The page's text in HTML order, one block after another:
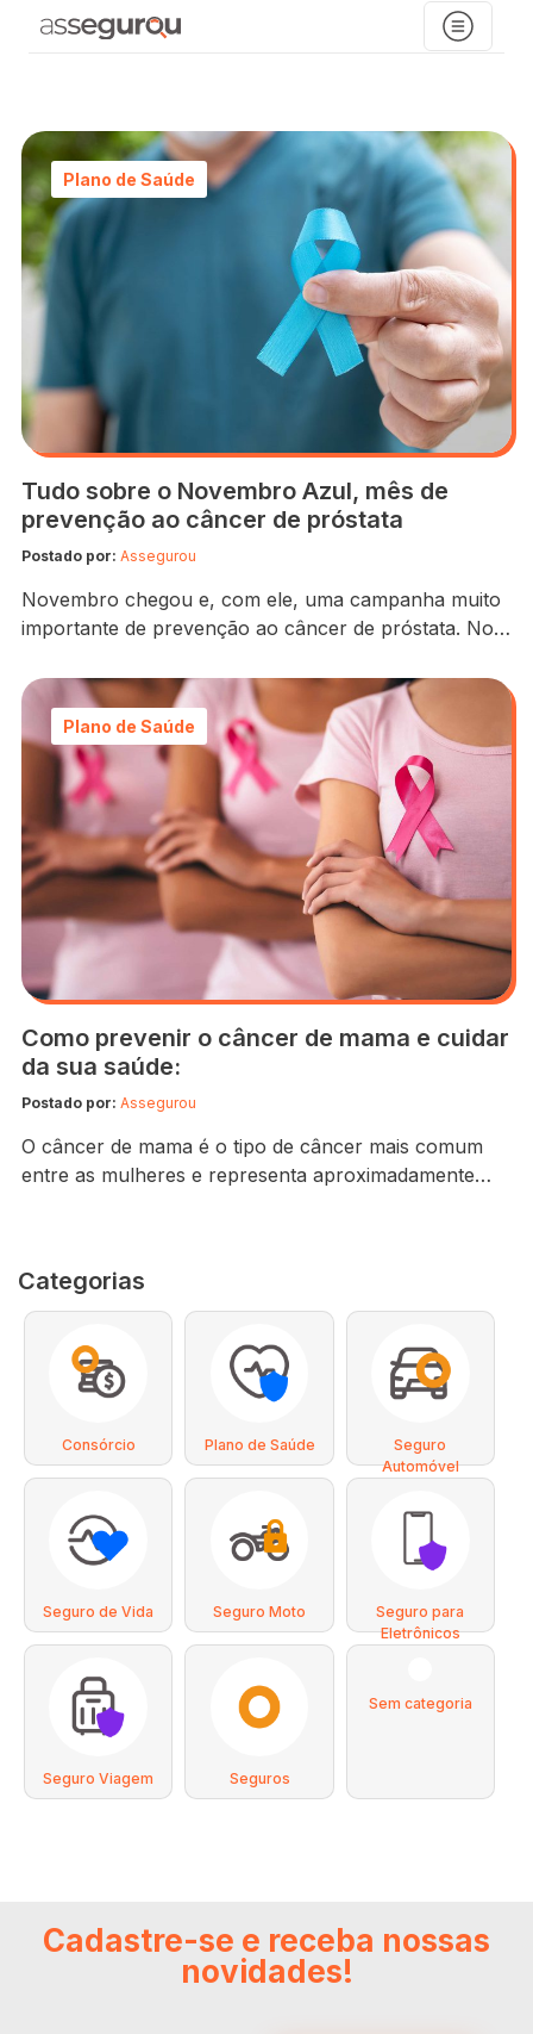
Plano de Saúde
Tudo sobre o Novembro Azul, mês de
prevenção ao câncer de próstata
Postado por: Assegurou
Novembro chegou e, com ele, uma campanha muito
importante de prevenção ao câncer de próstata. No
ano está mais presente na agenda de saúde do país,
assim como Setembro Amarelo e Outubro Rosa. Nós
separamos tudo que você precisa saber para
entender a campanha!…
Plano de Saúde
Como prevenir o câncer de mama e cuidar
da sua saúde:
Postado por: Assegurou
O câncer de mama é o tipo de câncer mais comum
entre as mulheres e representa aproximadamente
evitar o câncer de mama, estejam sempre atentas…
Categorias
Consórcio Plano de Saúde
Seguro
Automóvel
Seguro de Vida Seguro Moto
Seguro para
Eletrônicos
Seguro Viagem Seguros
Sem categoria
Cadastre-se e receba nossas
novidades!